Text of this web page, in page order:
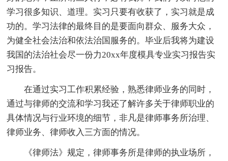
学习很多知识、道理。实习只要有收获了，实习就是成
功的。学习法律的最终目的是要面向群众、服务大众，
为健全社会法治和依法治国服务的。毕业后我将为建设
我国的法治社会尽一份力20xx年度模具专业实习报告实
习报告。
在通过实习工作积累经验，熟悉律师业务的同时，
通过与律师的交流和学习我还了解许多关于律师职业的
具体情况与行业环境的细节，非凡是律师事务所治理、
律师业务、律师收入三方面的情况。
《律师法》规定，律师事务所是律师的执业场所，